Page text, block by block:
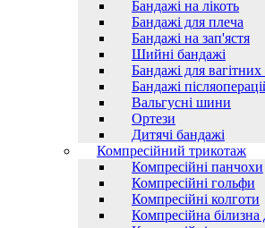
Бандажі на лікоть
Бандажі для плеча
Бандажі на зап'ястя
Шийні бандажі
Бандажі для вагітних
Бандажі
Вальгусні шини
Ортези
Дитячі бандажі
Компресійний трикотаж
Компресійні панчохи
Компресійні гольфи
Компресійні колготи
Компресійна білизна